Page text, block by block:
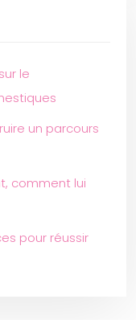
le
un parcours
comment lui
pour réussir